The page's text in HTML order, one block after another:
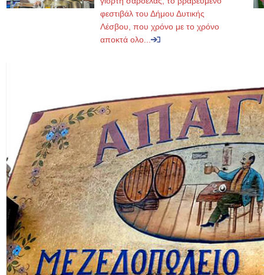
φεστιβάλ του Δήμου Δυτικής
Λέσβου, που χρόνο με το χρόνο
αποκτά ολο...